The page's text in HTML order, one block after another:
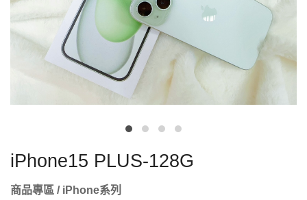
iPhone15 PLUS-128G
商品專區 / iPhone系列